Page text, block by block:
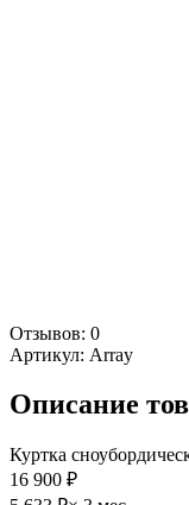
Отзывов: 0
Артикул: Array
Описание
Куртка
16 900 ₽